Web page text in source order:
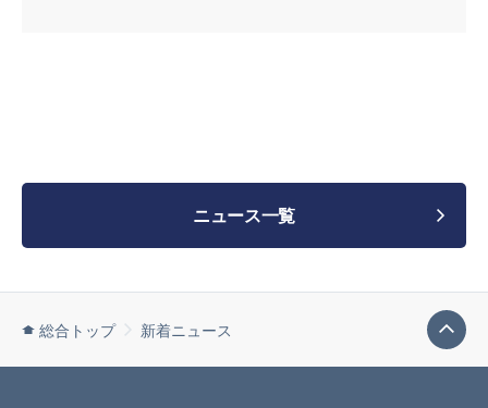
ニュース一覧
総合トップ 新着ニュース